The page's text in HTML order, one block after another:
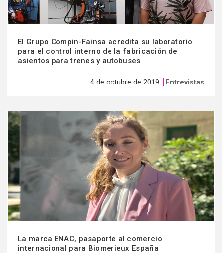
El Grupo Compin-Fainsa acredita su laboratorio
para el control interno de la fabricación de
asientos para trenes y autobuses
4 de octubre de 2019 Entrevistas
La marca ENAC, pasaporte al comercio
internacional para Biomerieux España
Ver
más